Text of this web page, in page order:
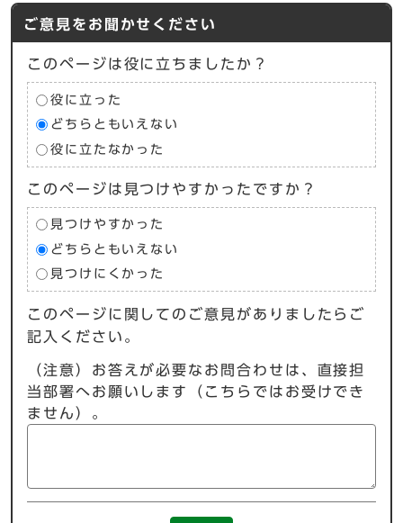
ご意見をお聞かせください
このページは役に立ちましたか？
役に立った
どちらともいえない
役に立たなかった
このページは見つけやすかったですか？
見つけやすかった
どちらともいえない
見つけにくかった
このページに関してのご意見がありましたらご
記入ください。
（注意）お答えが必要なお問合わせは、直接担
当部署へお願いします（こちらではお受けでき
ません）。